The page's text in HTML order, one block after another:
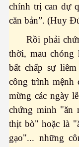
chính trị can dự
căn bản”. (Huy
Rồi phải
thời, mau chóng
bất chấp sự
công trình mệnh
mừng các ngày
chứng minh "ăn
thịt bò" hoặc là
gạo"... những
làm gì?
hải ngoại